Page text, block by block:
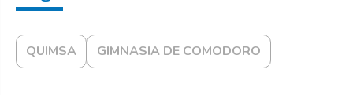
QUIMSA GIMNASIA DE COMODORO